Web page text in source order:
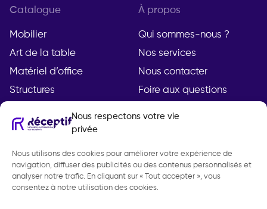
Nous respectons votre vie
privée
Nous utilisons des cookies pour améliorer votre expérience de
navigation, diffuser des publicités ou des contenus personnalisés et
analyser notre trafic. En cliquant sur « Tout accepter », vous
consentez à notre utilisation des cookies.
Catalogue
Mobilier
Art de la table
Matériel d’office
Structures
À propos
Qui sommes-nous ?
Nos services
Nous contacter
Foire aux questions
Compte
Mon compte
Demande de devis
Mentions légales
Politique de
confidentialité